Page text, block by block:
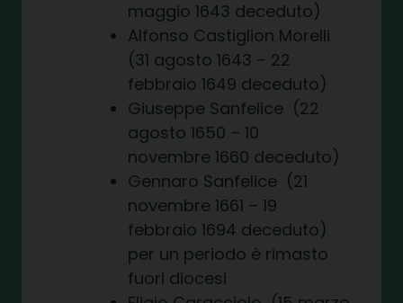
maggio 1643 deceduto)
Alfonso Castiglion Morelli
(31 agosto 1643 – 22
febbraio 1649 deceduto)
Giuseppe Sanfelice (22
agosto 1650 – 10
novembre 1660 deceduto)
Gennaro Sanfelice (21
novembre 1661 – 19
febbraio 1694 deceduto)
per un periodo è rimasto
fuori diocesi